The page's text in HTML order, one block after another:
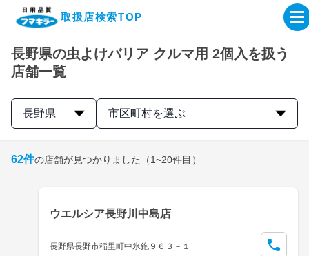
取扱店検索TOP
企業・IR情報サイト
製品情報サイト
取扱店検索はこちら
長野県の虫よけバリア クルマ用 2個入を扱う
店舗一覧
長野県 市区町村を選ぶ
62件の店舗が見つかりました （1~20件目）
ウエルシア長野川中島店
長野県長野市稲里町中氷鉋９６３－１